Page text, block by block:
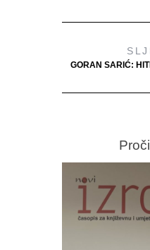
GORAN SARIĆ: